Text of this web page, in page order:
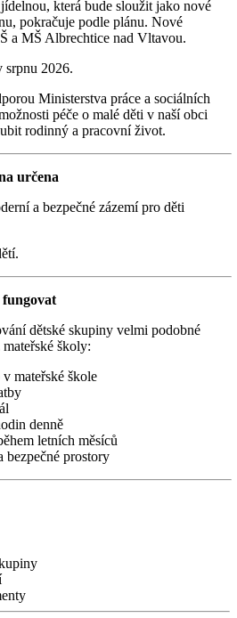
která bude sloužit jako nové
pokračuje podle plánu. Nové
a MŠ Albrechtice nad Vltavou.
srpnu 2026.
Ministerstva práce a sociálních
péče o malé děti v naší obci
rodinný a pracovní život.
určena
a bezpečné zázemí pro děti
fungovat
dětské skupiny velmi podobné
školy:
mateřské škole
denně
letních měsíců
bezpečné prostory